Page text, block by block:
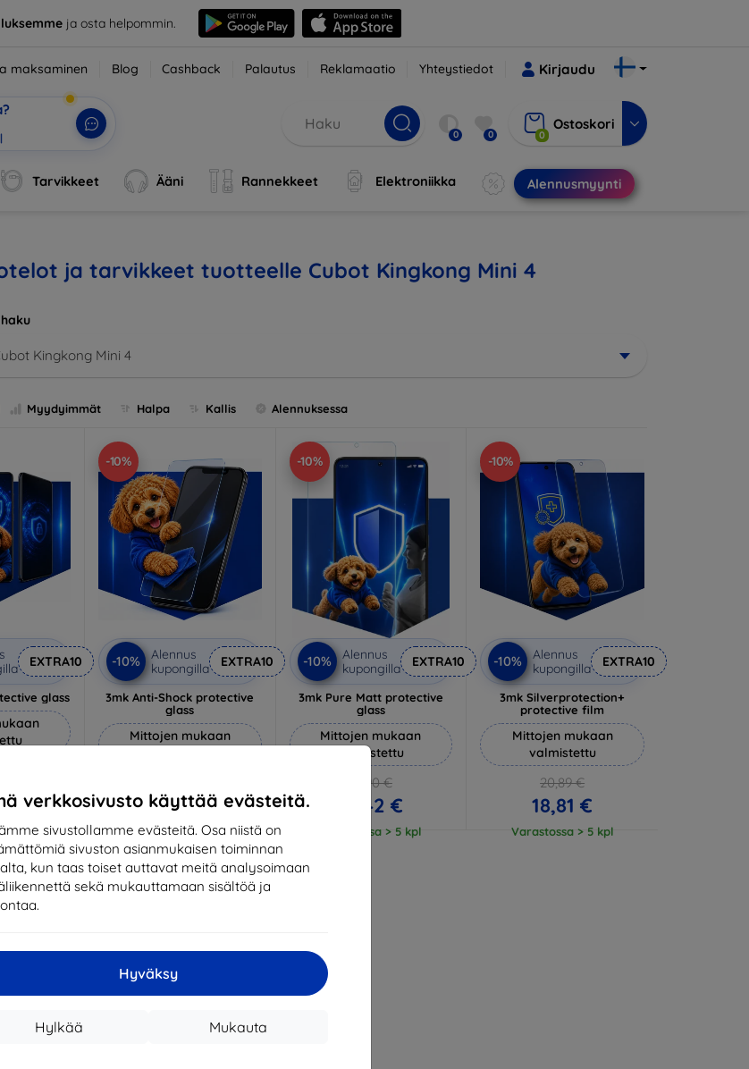
ja osta helpommin.
verkkosivusto käyttää evästeitä.
sivustollamme evästeitä. Osa niistä on
sivuston asianmukaisen toiminnan
kun taas toiset auttavat meitä analysoimaan
sekä mukauttamaan sisältöä ja
Hyväksy
Mukauta
Hylkää
maksaminen Blog Cashback Palautus Reklamaatio Yhteystiedot Kirjaudu
| 0 0 0
Ostoskori
Tarvikkeet Ääni Rannekkeet Elektroniikka Alennusmyynti
ja tarvikkeet tuotteelle Cubot Kingkong Mini 4
Kingkong Mini 4
Myydyimmät Halpa Kallis Alennuksessa
EXTRA10
glass
€
-10%
-10%
Alennus
kupongilla
EXTRA10
3mk Anti-Shock protective
glass
Mittojen mukaan
17,01 €
Varastossa > 5 kpl
-10%
-10%
Alennus
kupongilla
EXTRA10
3mk Pure Matt protective
glass
Mittojen mukaan
valmistettu
14,90 €
13,42 €
Varastossa > 5 kpl
-10%
-10%
Alennus
kupongilla
EXTRA10
3mk Silverprotection+
protective film
Mittojen mukaan
valmistettu
20,89 €
18,81 €
Varastossa > 5 kpl